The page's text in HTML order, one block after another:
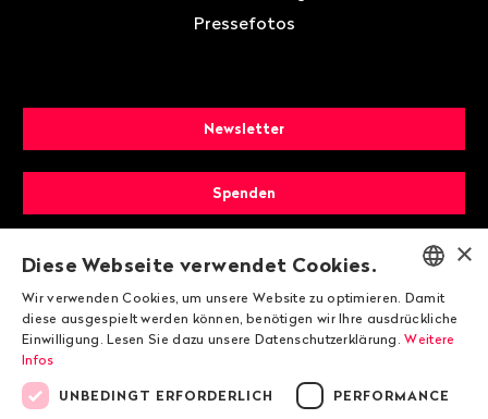
Pressefotos
Newsletter
Spenden
Mitglied werden
ENGLISH
DEUTSCH
×
Diese Webseite verwendet Cookies.
Wir verwenden Cookies, um unsere Website zu optimieren. Damit
diese ausgespielt werden können, benötigen wir Ihre ausdrückliche
Einwilligung. Lesen Sie dazu unsere Datenschutzerklärung. Weitere
Infos
UNBEDINGT ERFORDERLICH PERFORMANCE